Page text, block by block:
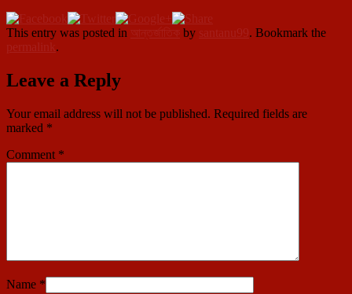
This entry was posted in আন্তর্জাতিক by santanu99. Bookmark the
permalink.
Leave a Reply
Your email address will not be published. Required fields are
marked *
Comment *
Name *